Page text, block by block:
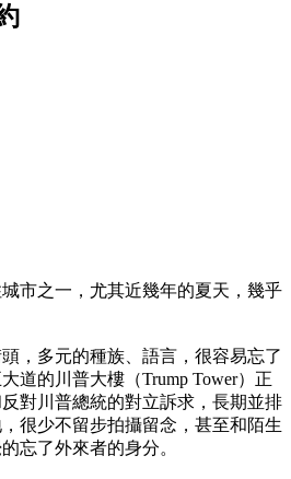
市之一，尤其近幾年的夏天，幾乎
，多元的種族、語言，很容易忘了
道的川普大樓（Trump Tower）正
對川普總統的對立訴求，長期並排
很少不留步拍攝留念，甚至和陌生
忘了外來者的身分。